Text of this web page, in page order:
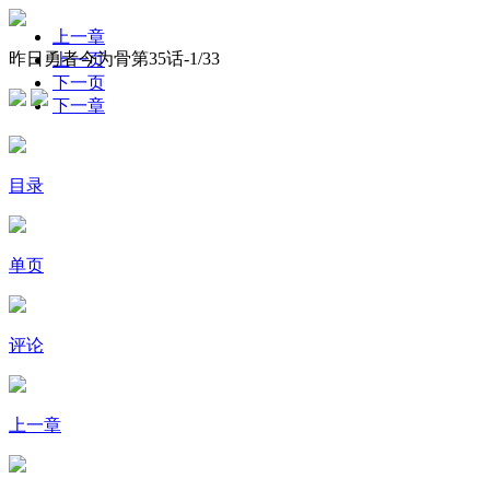
昨日勇者今为骨第35话-1/33
上一章
上一页
下一页
下一章
目录
单页
评论
上一章